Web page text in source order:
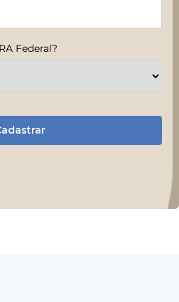
Federal?